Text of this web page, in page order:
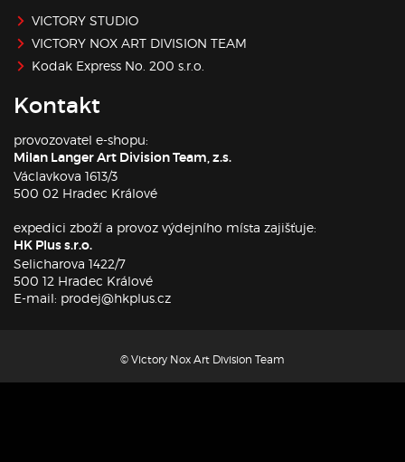
VICTORY STUDIO
VICTORY NOX ART DIVISION TEAM
Kodak Express No. 200 s.r.o.
Kontakt
provozovatel e-shopu:
Milan Langer Art Division Team, z.s.
Václavkova 1613/3
500 02 Hradec Králové
expedici zboží a provoz výdejního místa zajišťuje:
HK Plus s.r.o.
Selicharova 1422/7
500 12 Hradec Králové
E-mail: prodej@hkplus.cz
© Victory Nox Art Division Team